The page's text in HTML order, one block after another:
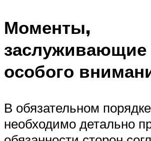
Моменты,
заслуживающие
особого
В обязательном порядке
необходимо детально